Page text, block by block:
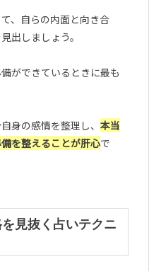
、自らの内面と向き合
出しましょう。
ができているときに最も
身の感情を整理し、 本当
を整えることが肝心で
見抜く占いテクニ